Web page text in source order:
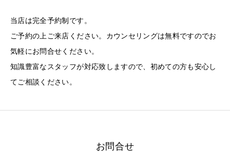
当店は完全予約制です。
ご予約の上ご来店ください。カウンセリングは無料ですのでお
気軽にお問合せください。
知識豊富なスタッフが対応致しますので、初めての方も安心し
てご相談ください。
お問合せ